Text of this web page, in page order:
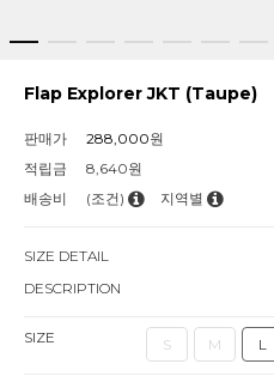
Flap Explorer JKT (Taupe)
판매가 288,000원
적립금
8,640원
배송비
(조건) 지역별
SIZE DETAIL
DESCRIPTION
SIZE S M L